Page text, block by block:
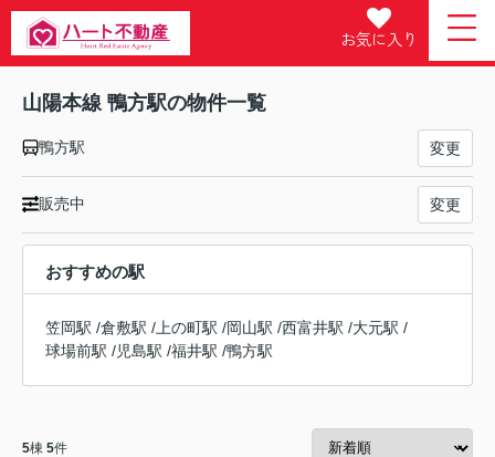
お気に入り
山陽本線 鴨方駅の物件一覧
鴨方駅 変更
販売中 変更
おすすめの駅
笠岡駅 /倉敷駅 / 上の町駅 /岡山駅 /西富井駅 /大元駅 /
球場前駅 /児島駅 /福井駅 /鴨方駅
5棟 5件